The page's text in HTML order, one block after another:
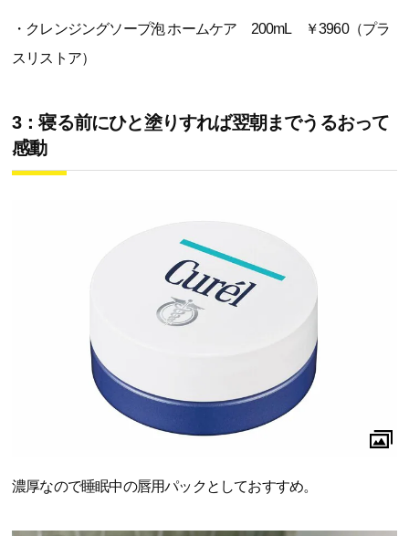
・クレンジングソープ泡 ホームケア 200mL ￥3960（プラ
スリストア）
3：寝る前にひと塗りすれば翌朝までうるおって
感動
濃厚なので睡眠中の唇用パックとしておすすめ。